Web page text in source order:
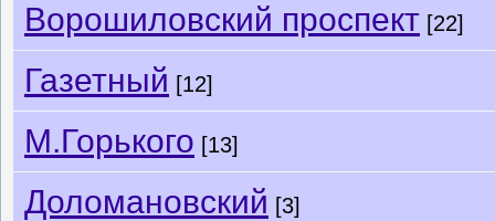
Ворошиловский проспект [22]
Газетный [12]
М.Горького [13]
Доломановский [3]